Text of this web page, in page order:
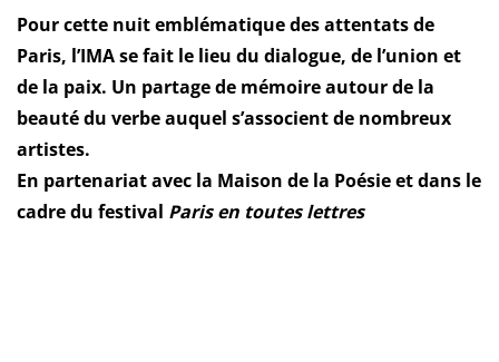
Pour cette nuit emblématique des attentats de
Paris, l’IMA se fait le lieu du dialogue, de l’union et
de la paix. Un partage de mémoire autour de la
beauté du verbe auquel s’associent de nombreux
artistes.
En partenariat avec la Maison de la Poésie et dans le
cadre du festival Paris en toutes lettres